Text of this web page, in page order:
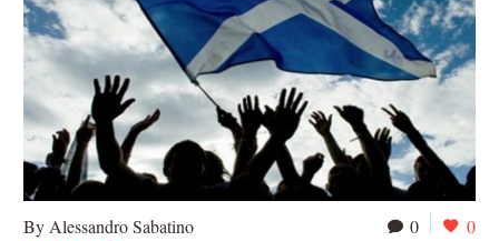
0 0
By Alessandro Sabatino